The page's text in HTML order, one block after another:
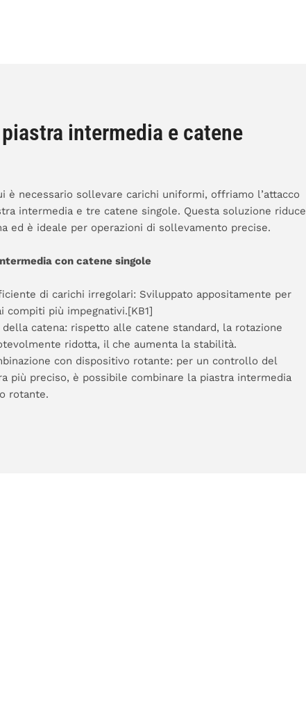
intermedia e catene
è necessario sollevare carichi uniformi, offriamo l’attacco
intermedia e tre catene singole. Questa soluzione riduce
ed è ideale per operazioni di sollevamento precise.
con catene singole
di carichi irregolari: Sviluppato appositamente per
compiti più impegnativi.[KB1]
catena: rispetto alle catene standard, la rotazione
ridotta, il che aumenta la stabilità.
con dispositivo rotante: per un controllo del
più preciso, è possibile combinare la piastra intermedia
rotante.